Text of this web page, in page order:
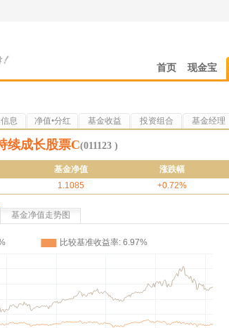
首页 现金宝
息 净值•分红 基金收益 投资组合 基金经理
续成长股票C(011123 )
基金净值 涨跌幅
1.1085 +0.72%
基金净值走势图